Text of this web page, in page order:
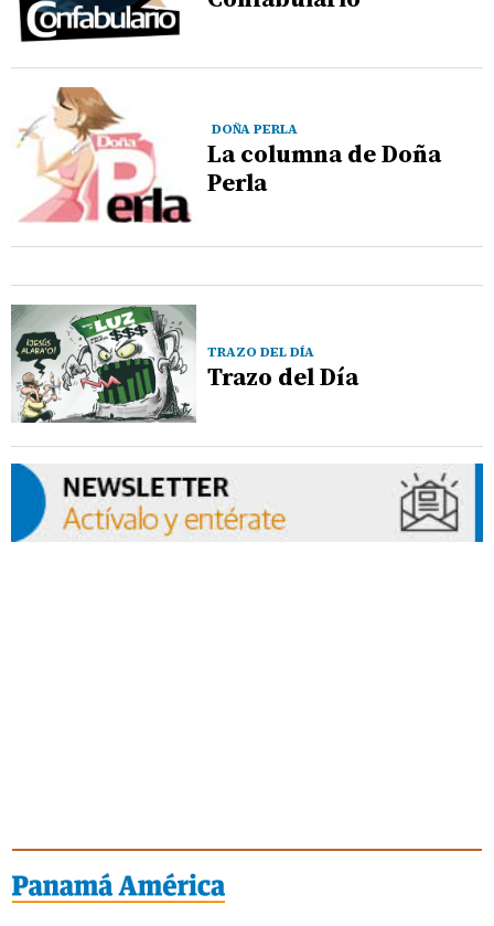
DOÑA PERLA
La columna de Doña
Perla
TRAZO DEL DÍA
Trazo del Día